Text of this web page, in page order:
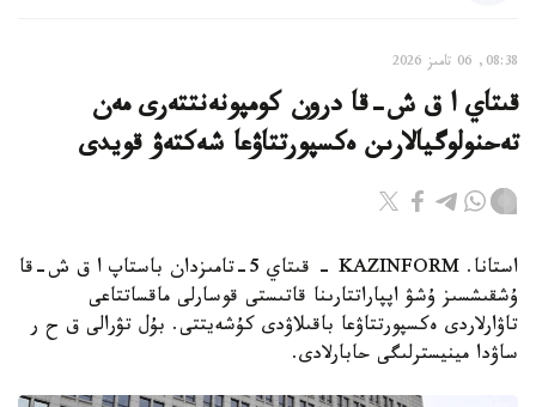
08:38, 06 تامىز 2026
قىتاي ا ق ش-قا درون كومپونەنتتەرى مەن
تەحنولوگيالارىن ەكسپورتتاۋعا شەكتەۋ قويدى
استانا. KAZINFORM - قىتاي 5-تامىزدان باستاپ ا ق ش-قا
ۇشقىشسىز ۇشۋ اپپاراتتارىنا قاتىستى قوسارلى ماقساتتاعى
تاۋارلاردى ەكسپورتتاۋعا باقىلاۋدى كۇشەيتتى. بۇل تۋرالى ق ح ر
ساۋدا مينيسترلىگى حابارلادى.